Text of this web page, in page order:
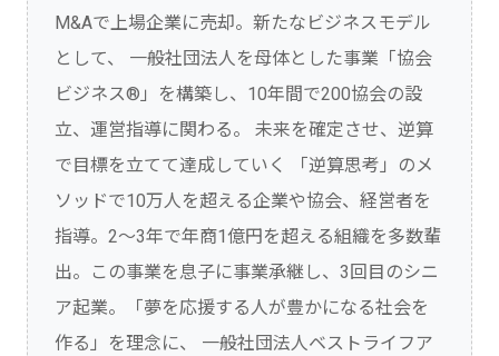
M&Aで上場企業に売却。新たなビジネスモデル
として、 一般社団法人を母体とした事業「協会
ビジネス®」を構築し、10年間で200協会の設
立、運営指導に関わる。 未来を確定させ、逆算
で目標を立てて達成していく 「逆算思考」のメ
ソッドで10万人を超える企業や協会、経営者を
指導。2～3年で年商1億円を超える組織を多数輩
出。この事業を息子に事業承継し、3回目のシニ
ア起業。「夢を応援する人が豊かになる社会を
作る」を理念に、 一般社団法人ベストライフア